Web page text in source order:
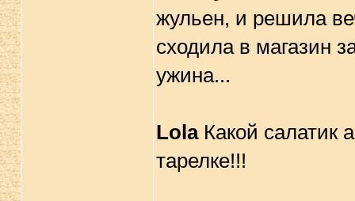
жульен, и решила
сходила в магазин
ужина...
LolaКакой салатик
тарелке!!!